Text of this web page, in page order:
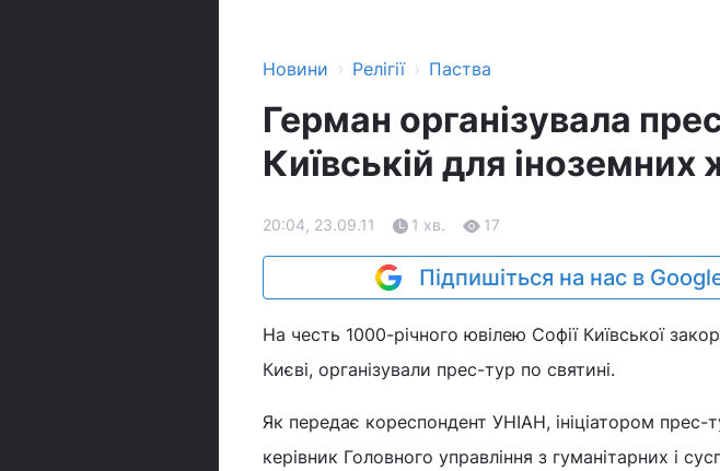
Новини › Релігії › Паства
Герман організувала
Київській для іноземних
20:04, 23.09.11 1 хв. 17
Підпишіться на нас в
На честь 1000-річного ювілею Софії Київської
Києві, організували прес-тур по святині.
Як передає кореспондент УНІАН, ініціатором
керівник Головного управління з гуманітарних і